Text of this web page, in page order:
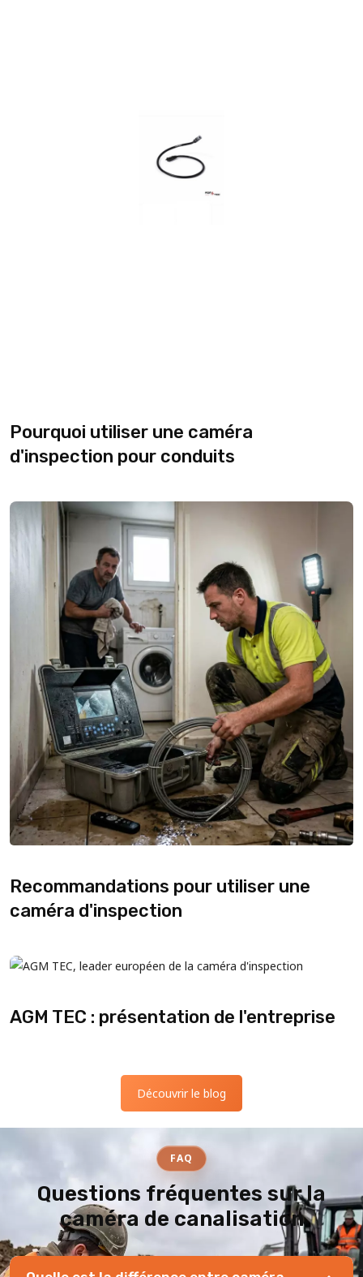
Pourquoi utiliser une caméra
d'inspection pour conduits
Recommandations pour utiliser une
caméra d'inspection
AGM TEC : présentation de l'entreprise
Découvrir le blog
FAQ
Questions fréquentes sur la
caméra de canalisation